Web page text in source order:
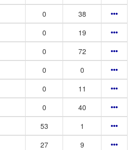
0
38
0
19
0
72
0
0
0
11
0
40
53
1
27
9